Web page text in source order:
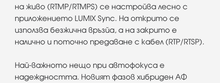
на живо (RTMP/RTMPS) се настройва лесно с
приложението LUMIX Sync. На открито се
използва безжична връзйа, а на закрито е
налично и поточно предаване с кабел (RTP/RTSP).
Най-важното нещо при автофокуса е
надеждността. Новият фазов хибриден АФ